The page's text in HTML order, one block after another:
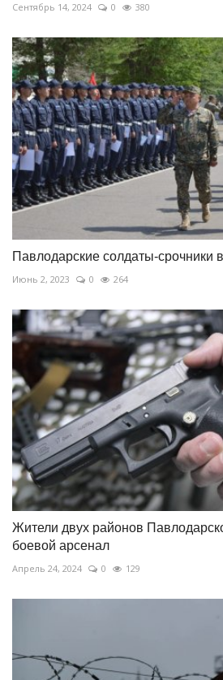
Сентябрь 14, 2024 0 380
Павлодарские солдаты-срочники
Июнь 2, 2023 0 264
Жители двух районов
боевой арсенал
Апрель 24, 2024 0 129